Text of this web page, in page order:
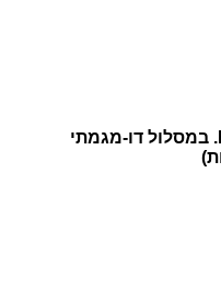
תוכנית הלימודים לתואר B.A. במסלול דו-מגמתי